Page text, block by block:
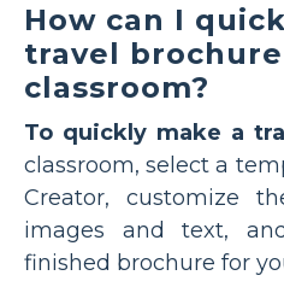
How can I
travel
classroom?
To quickly make a
classroom, select a
Creator, customize
images and text,
finished brochure for